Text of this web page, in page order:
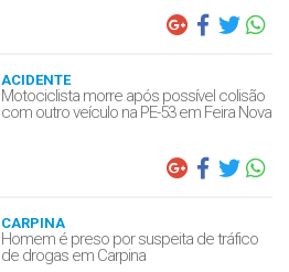
ACIDENTE
Motociclista morre após possível colisão
com outro veículo na PE-53 em Feira Nova
CARPINA
Homem é preso por suspeita de tráfico
de drogas em Carpina